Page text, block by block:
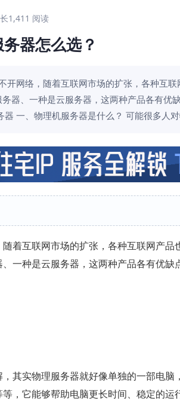
1,411 阅读
器怎么选？
开网络，随着互联网市场的扩张，各种互
器、一种是云服务器，这两种产品各有优
一、物理机服务器是什么？ 可能很多人
着互联网市场的扩张，各种互联网产品
一种是云服务器，这两种产品各有优
其实物理服务器就好像单独的一部电
，它能够帮助电脑更长时间、稳定的